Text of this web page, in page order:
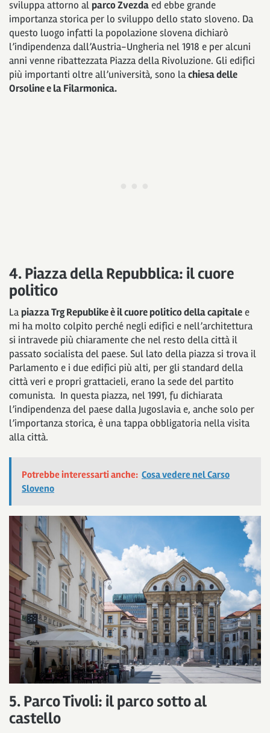
sviluppa attorno al parco Zvezdaed ebbe grande
importanza storica per lo sviluppo dello stato sloveno. Da
questo luogo infatti la popolazione slovena dichiarò
l’indipendenza dall’Austria-Ungheria nel 1918 e per alcuni
anni venne ribattezzata Piazza della Rivoluzione. Gli edifici
più importanti oltre all’università, sono lachiesa delle
Orsoline e la Filarmonica.
4. Piazza della Repubblica: il cuore
politico
Lapiazza Trg Republike è il cuore politico della capitalee
mi ha molto colpito perché negli edifici e nell’architettura
si intravede più chiaramente che nel resto della città il
passato socialista del paese. Sul lato della piazza si trova il
Parlamento e i due edifici più alti, per gli standard della
città veri e propri grattacieli, erano la sede del partito
comunista. In questa piazza, nel 1991, fu dichiarata
l’indipendenza del paese dalla Jugoslavia e, anche solo per
l’importanza storica, è una tappa obbligatoria nella visita
alla città.
Potrebbe interessarti anche: Cosa vedere nel Carso
Sloveno
5. Parco Tivoli: il parco sotto al
castello